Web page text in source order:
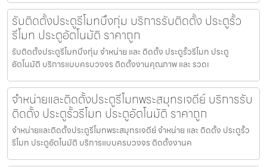
รับติดตั้งประตูรีโมทบึงกุ่ม บริการรับติดตั้ง ประตูรั้ว
รีโมท ประตูอัตโนมัติ ราคาถูก
รับติดตั้งประตูรีโมทบึงกุ่ม จำหน่าย และ ติดตั้ง ประตูรั้วรีโมท ประตู
อัตโนมัติ บริการแบบครบวงจร ติดตั้งงานคุณภาพ และ รวดเ
จำหน่ายและติดตั้งประตูรีโมทพระสมุทรเจดีย์ บริการรับ
ติดตั้ง ประตูรั้วรีโมท ประตูอัตโนมัติ ราคาถูก
จำหน่ายและติดตั้งประตูรีโมทพระสมุทรเจดีย์ จำหน่าย และ ติดตั้ง ประตูรั้ว
รีโมท ประตูอัตโนมัติ บริการแบบครบวงจร ติดตั้งงานค